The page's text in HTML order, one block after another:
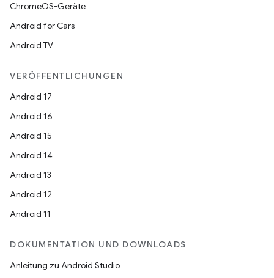
ChromeOS-Geräte
Android for Cars
Android TV
VERÖFFENTLICHUNGEN
Android 17
Android 16
Android 15
Android 14
Android 13
Android 12
Android 11
DOKUMENTATION UND DOWNLOADS
Anleitung zu Android Studio